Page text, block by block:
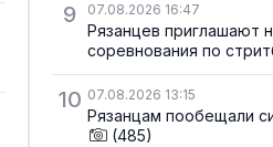
9 07.08.2026 16:47
Рязанцев приглашают
соревнования по
10 07.08.2026 13:15
Рязанцам пообещали
(485)